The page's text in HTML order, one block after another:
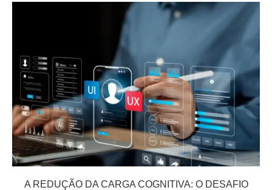
A REDUÇÃO DA CARGA COGNITIVA: O DESAFIO